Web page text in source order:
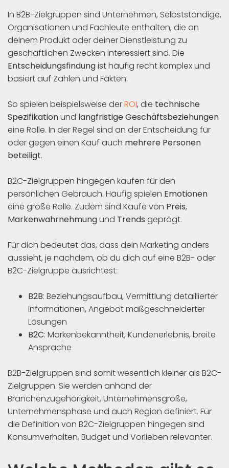
In B2B-Zielgruppen sind Unternehmen, Selbstständige,
Organisationen und Fachleute enthalten, die an
deinem Produkt oder deiner Dienstleistung zu
geschäftlichen Zwecken interessiert sind. Die
Entscheidungsfindungist häufig recht komplex und
basiert auf Zahlen und Fakten.
So spielen beispielsweise derROI, die technische
Spezifikationund langfristige Geschäftsbeziehungen
eine Rolle. In der Regel sind an der Entscheidung für
oder gegen einen Kauf auch mehrere Personen
beteiligt.
B2C-Zielgruppen hingegen kaufen für den
persönlichen Gebrauch. Häufig spielen Emotionen
eine große Rolle. Zudem sind Käufe von Preis,
Markenwahrnehmungund Trends geprägt.
Für dich bedeutet das, dass dein Marketing anders
aussieht, je nachdem, ob du dich auf eine B2B- oder
B2C-Zielgruppe ausrichtest:
B2B: Beziehungsaufbau, Vermittlung detaillierter
Informationen, Angebot maßgeschneiderter
Lösungen
B2C: Markenbekanntheit, Kundenerlebnis, breite
Ansprache
B2B-Zielgruppen sind somit wesentlich kleiner als B2C-
Zielgruppen. Sie werden anhand der
Branchenzugehörigkeit, Unternehmensgröße,
Unternehmensphase und auch Region definiert. Für
die Definition von B2C-Zielgruppen hingegen sind
Konsumverhalten, Budget und Vorlieben relevanter.